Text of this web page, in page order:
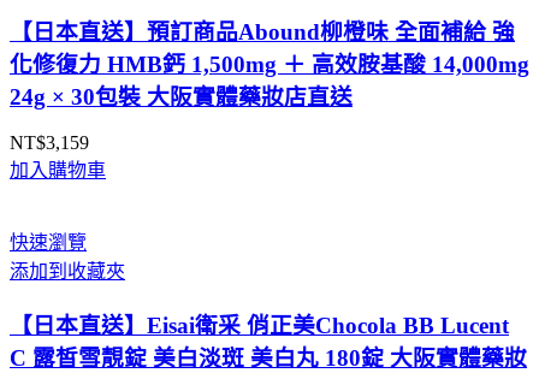
【日本直送】預訂商品Abound柳橙味 全面補給 強
化修復力 HMB鈣 1,500mg ＋ 高效胺基酸 14,000mg
24g × 30包裝 大阪實體藥妝店直送
NT$3,159
加入購物車
快速瀏覽
添加到收藏夾
【日本直送】Eisai衛采 俏正美Chocola BB Lucent
C 露皙雪靚錠 美白淡斑 美白丸 180錠 大阪實體藥妝